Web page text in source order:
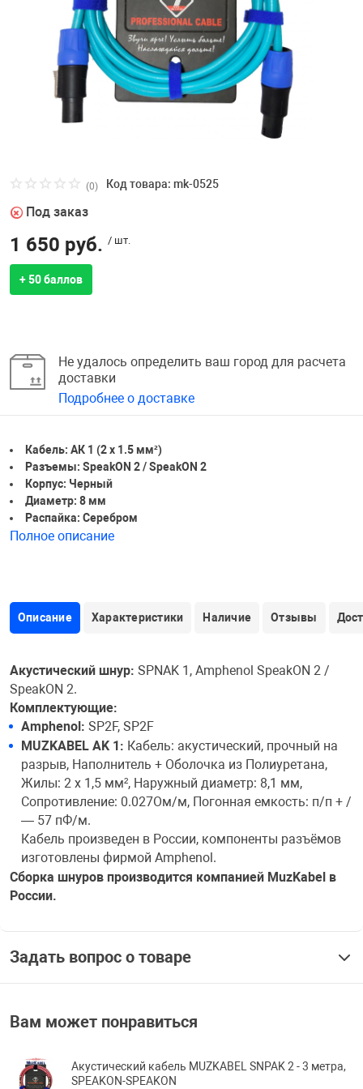
(0) Код товара: mk-0525
Под заказ
1 650 руб. / шт.
+ 50 баллов
Не удалось определить ваш город для расчета
доставки
Подробнее о доставке
Кабель: АК 1 (2 х 1.5 мм²)
Разъемы: SpeakON 2 / SpeakON 2
Корпус: Черный
Диаметр: 8 мм
Распайка: Серебром
Полное описание
Описание Характеристики Наличие Отзывы
Акустический шнур: SPNAK 1, Amphenol SpeakON 2 /
SpeakON 2.
Комплектующие:
Amphenol: SP2F, SP2F
MUZKABEL AK 1: Кабель: акустический, прочный на
разрыв, Наполнитель + Оболочка из Полиуретана,
Жилы: 2 x 1,5 мм², Наружный диаметр: 8,1 мм,
Сопротивление: 0.027Ом/м, Погонная емкость: п/п + /
— 57 пФ/м.
Кабель произведен в России, компоненты разъёмов
изготовлены фирмой Amphenol.
Сборка шнуров производится компанией MuzKabel в
России.
Задать вопрос о товаре
Вам может понравиться
Акустический кабель MUZKABEL SNPAK 2 - 3 метра,
SPEAKON-SPEAKON